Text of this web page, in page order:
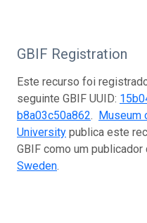
GBIF Registration
Este recurso foi
seguinte GBIF UUID:
b8a03c50a862. Museum
University publica este
GBIF como um
Sweden.